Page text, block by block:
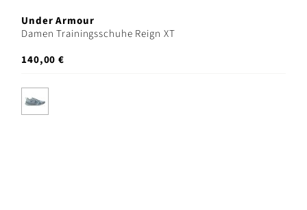
Under Armour
Damen Trainingsschuhe Reign XT
140,00 €